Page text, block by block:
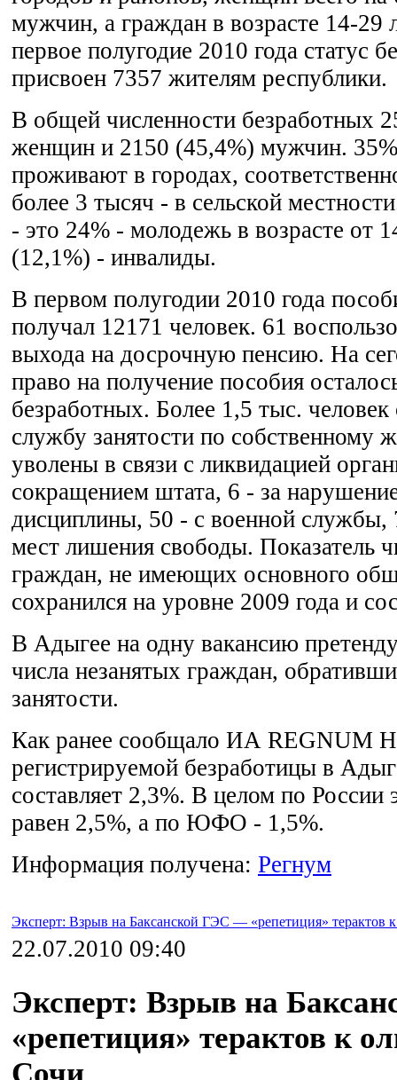
мужчин, а граждан в возрасте 14-29
первое полугодие 2010 года статус
присвоен 7357 жителям республики.
В общей численности безработных
женщин и 2150 (45,4%) мужчин.
проживают в городах,
более 3 тысяч - в сельской
- это 24% - молодежь в возрасте от
(12,1%) - инвалиды.
В первом полугодии 2010 года
получал 12171 человек. 61
выхода на досрочную пенсию. На
право на получение пособия
безработных. Более 1,5 тыс. человек
службу занятости по собственному
уволены в связи с ликвидацией
сокращением штата, 6 - за
дисциплины, 50 - с военной
мест лишения свободы. Показатель
граждан, не имеющих основного
сохранился на уровне 2009 года и
В Адыгее на одну вакансию
числа незанятых граждан,
занятости.
Как ранее сообщало ИА REGNUM
регистрируемой безработицы в
составляет 2,3%. В целом по России
равен 2,5%, а по ЮФО - 1,5%.
Информация получена: Регнум
Эксперт: Взрыв на Баксанской ГЭС — «репетиция» терактов
22.07.2010 09:40
Эксперт: Взрыв на
«репетиция» терактов к